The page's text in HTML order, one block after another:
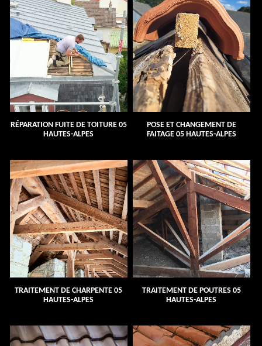
RÉPARATION FUITE DE TOITURE 05
HAUTES-ALPES
POSE ET CHANGEMENT DE
FAITAGE 05 HAUTES-ALPES
TRAITEMENT DE CHARPENTE 05
HAUTES-ALPES
TRAITEMENT DE POUTRES 05
HAUTES-ALPES